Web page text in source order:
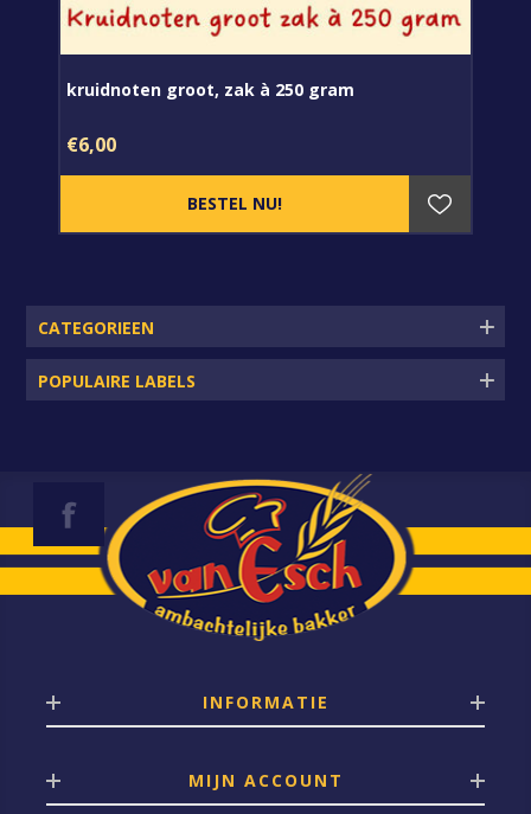
kruidnoten groot, zak à 250 gram
€6,00
CATEGORIEEN
POPULAIRE LABELS
INFORMATIE
MIJN ACCOUNT